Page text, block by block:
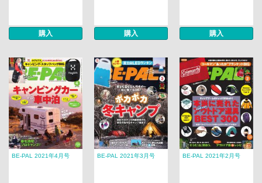
購入 購入 購入
BE-PAL 2021年4月号 BE-PAL 2021年3月号 BE-PAL 2021年2月号